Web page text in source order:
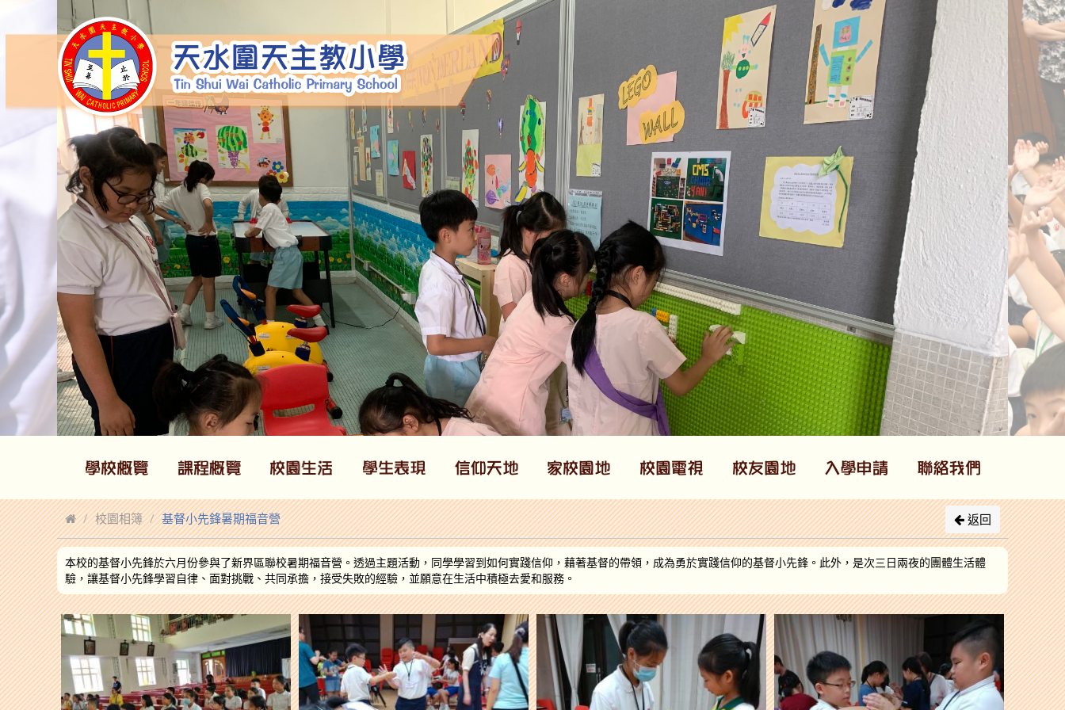
校園相簿 基督小先鋒暑期福音營 返回
本校的基督小先鋒於六月份參與了新界區聯校暑期福音營。透過主題活動，同學學習到如何實踐信仰，藉著基督的帶領，成為勇於實踐信仰的基督小先鋒。此外，是次三日兩夜的團體生活體
驗，讓基督小先鋒學習自律、面對挑戰、共同承擔，接受失敗的經驗，並願意在生活中積極去愛和服務。